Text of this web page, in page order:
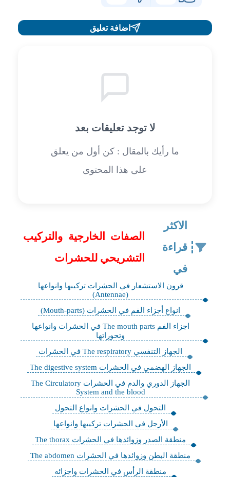
اضافة تعليق
لا توجد تعليقات بعد
ما رأيك بالمقال : كن أول من يعلق
على هذا المحتوى
الاكثر
قراءة
في
الصفات الخارجية والتركيب
التشريحي للحشرات
قرون الاستشعار في الحشرات تركيبها وانواعها
(Antennae)
انواع أجزاء الفم في الحشرات (Mouth-parts)
اجزاء الفم The mouth parts في الحشرات وانواعها
وتحوراتها
الجهاز التنفسي The respiratory في الحشرات
الجهاز الهضمي في الحشرات The digestive system
الجهاز الدوري والدم في الحشرات The Circulatory
System and the blood
التحول في الحشرات وانواع التحول
الأرجل في الحشرات تركيبها وانواعها
منطقة الصدر وزوائدها في الحشرات The thorax
منطقة البطن وزوائدها في الحشرات The abdomen
منطقة الرأس في الحشرات واجزائه